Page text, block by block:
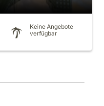
Keine Angebote
verfügbar